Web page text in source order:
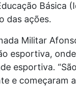
Básica
das ações.
Militar
esportiva,
esportiva.
e começaram